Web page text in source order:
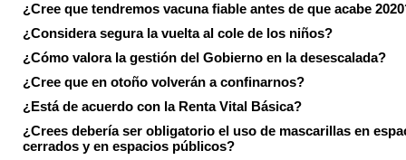
¿Cree que tendremos vacuna fiable antes de que acabe
¿Considera segura la vuelta al cole de los niños?
¿Cómo valora la gestión del Gobierno en la desescalada?
¿Cree que en otoño volverán a confinarnos?
¿Está de acuerdo con la Renta Vital Básica?
¿Crees debería ser obligatorio el uso de mascarillas en
cerrados y en espacios públicos?